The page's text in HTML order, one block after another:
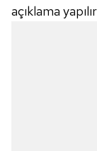
açıklama